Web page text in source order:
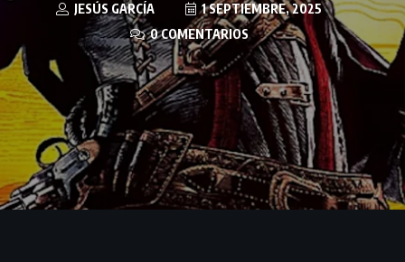
JESÚS GARCÍA
1 SEPTIEMBRE, 2025
0 COMENTARIOS